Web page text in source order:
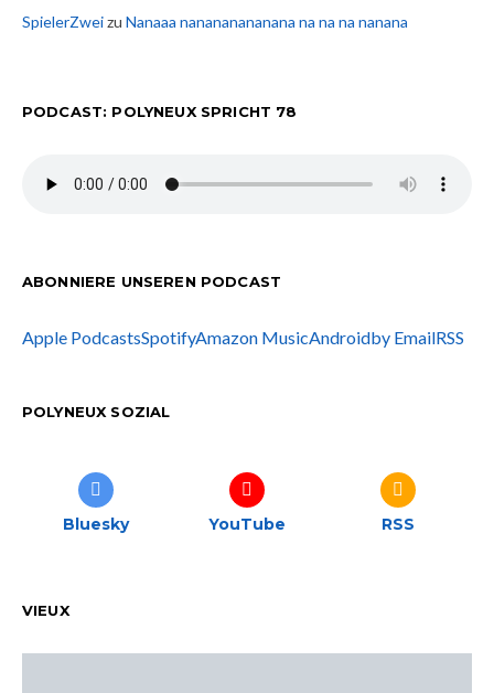
SpielerZweizu Nanaaa nanananananana na na na nanana
PODCAST: POLYNEUX SPRICHT 78
ABONNIERE UNSEREN PODCAST
Apple PodcastsSpotifyAmazon MusicAndroidby EmailRSS
POLYNEUX SOZIAL
Bluesky YouTube RSS
VIEUX